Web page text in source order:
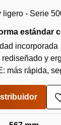
- Serie
estándar
incorporada
rediseñado y
más rápida,